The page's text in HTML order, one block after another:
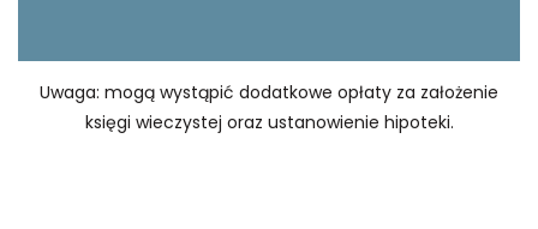
Uwaga: mogą wystąpić dodatkowe opłaty za założenie
księgi wieczystej oraz ustanowienie hipoteki.